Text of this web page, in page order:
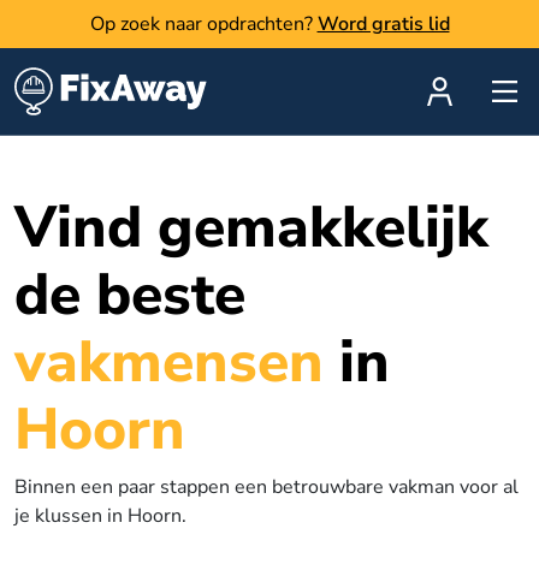
Op zoek naar opdrachten? Word gratis lid
Vind gemakkelijk
de beste
vakmensen in
Hoorn
Binnen een paar stappen een betrouwbare vakman voor al
je klussen in Hoorn.